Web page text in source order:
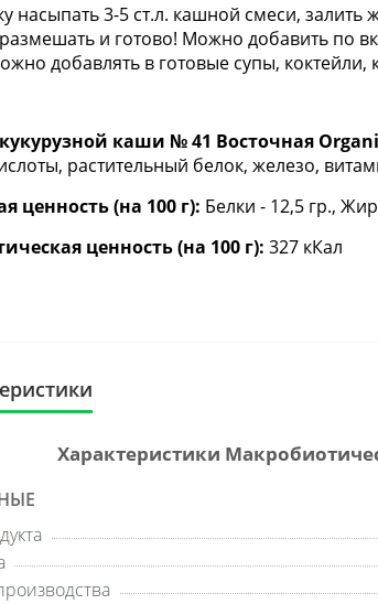
насыпать 3-5 ст.л. кашной смеси,
и готово! Можно добавить по
добавлять в готовые супы,
каши № 41 Восточная
растительный белок, железо,
ценность (на 100 г): Белки - 12,5 гр.,
ценность (на 100 г): 327 кКал
Характеристики